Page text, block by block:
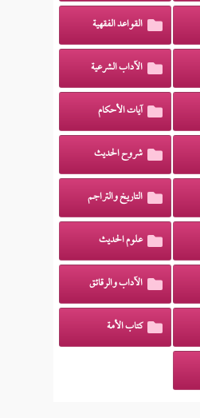
القواعد الفقهية
الآداب الشرعية
آيات الأحكام
شروح الحديث
التاريخ والتراجم
علوم الحديث
الآداب والرقائق
كتاب الأمة